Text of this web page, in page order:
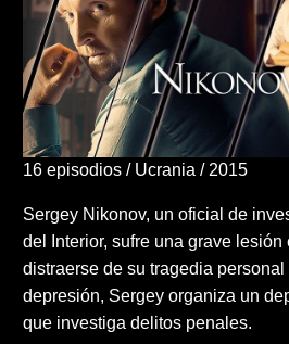
16 episodios Ucrania 2015
Sergey Nikonov, un oficial de
del Interior, sufre una grave
distraerse de su tragedia personal
depresión, Sergey organiza un
que investiga delitos penales.